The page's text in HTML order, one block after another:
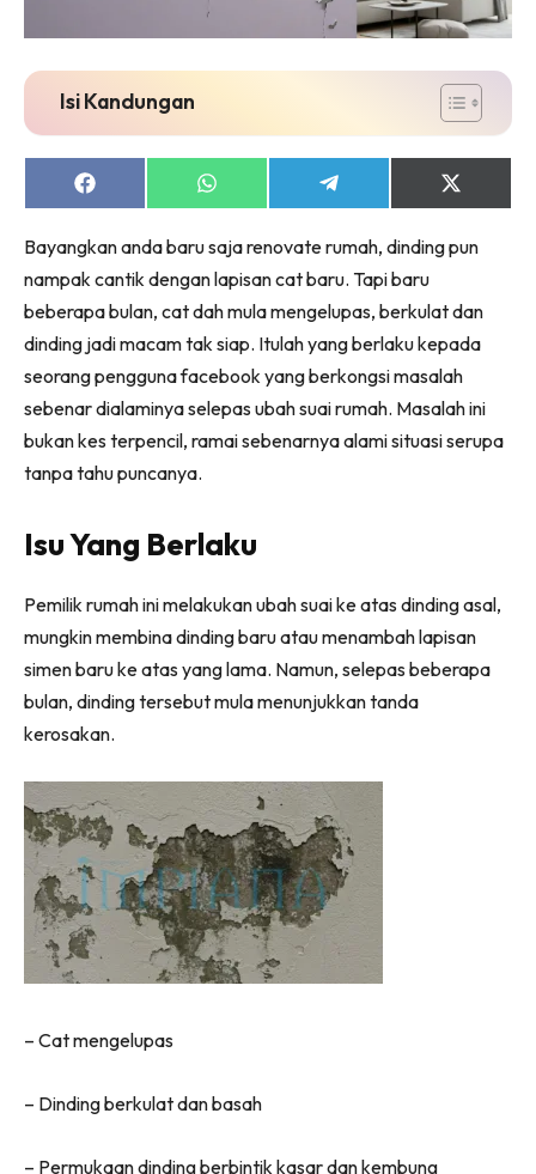
Bilik Tidur
Dapur
Ruang Makan
Menarik Lagi
Casa Impiana
Impiana Makeover
Makeover Ruang Selebriti
Destinasi
Hotel
Kafe
Hartanah
High Rise
Landed
Beli Di Mana
Impiana MakeOver
Lahar Dekor
Sembang Dekor
Sembang Laman
Tip Impiana
Tip Laman
Isi Kandungan
Share
on
Share
on
Share
on
Share
on
(Twitter)
Bayangkan anda baru saja renovate rumah, dinding pun
nampak cantik dengan lapisan cat baru. Tapi baru
beberapa bulan, cat dah mula mengelupas, berkulat dan
dinding jadi macam tak siap. Itulah yang berlaku kepada
seorang pengguna facebook yang berkongsi masalah
sebenar dialaminya selepas ubah suai rumah. Masalah ini
bukan kes terpencil, ramai sebenarnya alami situasi serupa
tanpa tahu puncanya.
Isu Yang Berlaku
Pemilik rumah ini melakukan ubah suai ke atas dinding asal,
mungkin membina dinding baru atau menambah lapisan
simen baru ke atas yang lama. Namun, selepas beberapa
bulan, dinding tersebut mula menunjukkan tanda
kerosakan.
– Cat mengelupas
– Dinding berkulat dan basah
– Permukaan dinding berbintik kasar dan kembung